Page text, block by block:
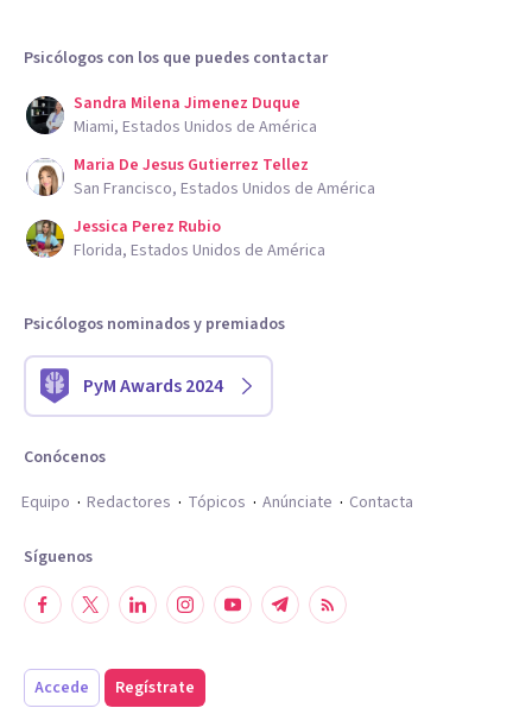
Psicólogos con los que puedes contactar
Sandra Milena Jimenez Duque
Miami, Estados Unidos de América
Maria De Jesus Gutierrez Tellez
San Francisco, Estados Unidos de América
Jessica Perez Rubio
Florida, Estados Unidos de América
Psicólogos nominados y premiados
PyM Awards 2024
Conócenos
Equipo
Redactores Tópicos Anúnciate Contacta
Síguenos
Accede Regístrate